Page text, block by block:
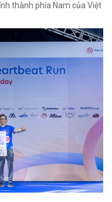
thành phía Nam của Việt